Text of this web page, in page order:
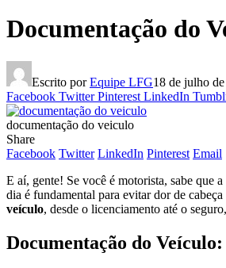
Documentação do
Escrito por Equipe LFG18 de julho
Facebook Twitter Pinterest LinkedIn
documentação do veiculo
Share
Facebook Twitter LinkedIn Pinterest Email
E aí, gente! Se você é motorista, sabe que
dia é fundamental para evitar dor de
veículo, desde o licenciamento até o
Documentação do